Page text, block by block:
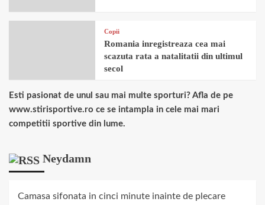
Copii
Romania inregistreaza cea mai
scazuta rata a natalitatii din ultimul
secol
Esti pasionat de unul sau mai multe sporturi? Afla de pe
www.stirisportive.ro ce se intampla in cele mai mari
competitii sportive din lume.
Neydamn
Camasa sifonata in cinci minute inainte de plecare